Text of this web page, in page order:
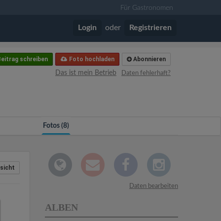
Für Gastronomen
Login oder Registrieren
Abonnieren
Foto hochladen
schreiben
Daten fehlerhaft?
Das ist mein Betrieb
Fotos (8)
Daten bearbeiten
ALBEN